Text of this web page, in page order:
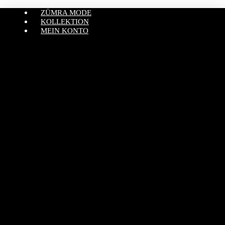
ZÜMRA MODE
KOLLEKTION
MEIN KONTO